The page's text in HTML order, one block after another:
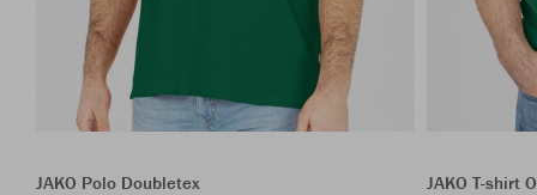
JAKO Polo Doubletex
JAKO T-shirt